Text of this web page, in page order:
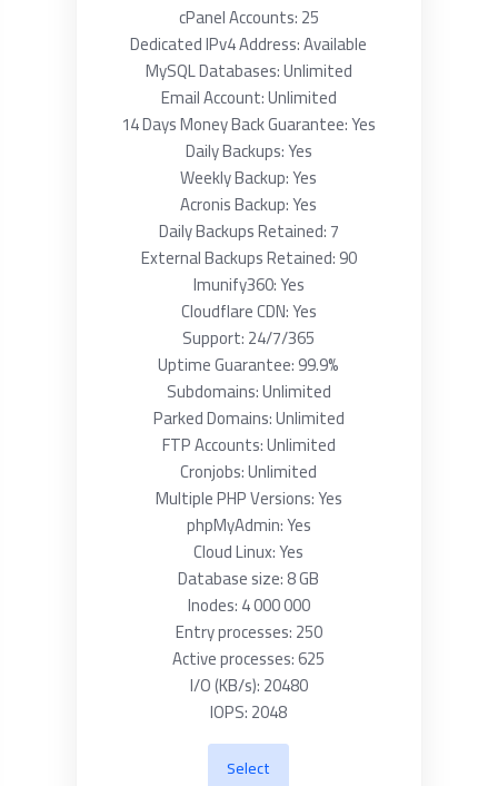
cPanel Accounts: 25
Dedicated IPv4 Address: Available
MySQL Databases: Unlimited
Email Account: Unlimited
14 Days Money Back Guarantee: Yes
Daily Backups: Yes
Weekly Backup: Yes
Acronis Backup: Yes
Daily Backups Retained: 7
External Backups Retained: 90
Imunify360: Yes
Cloudflare CDN: Yes
Support: 24/7/365
Uptime Guarantee: 99.9%
Subdomains: Unlimited
Parked Domains: Unlimited
FTP Accounts: Unlimited
Cronjobs: Unlimited
Multiple PHP Versions: Yes
phpMyAdmin: Yes
Cloud Linux: Yes
Database size: 8 GB
Inodes: 4 000 000
Entry processes: 250
Active processes: 625
I/O (KB/s): 20480
IOPS: 2048
Select